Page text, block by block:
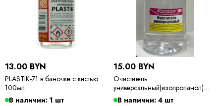
13.00 BYN
PLASTIK-71 в баночке с кистью
100мл
В наличии: 1 шт
15.00 BYN
Очиститель
универсальный(изопропанол)
500мл
В наличии: 4 шт